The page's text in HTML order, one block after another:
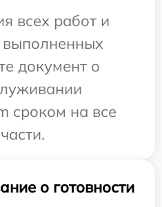
всех работ и
выполненных
документ о
сроком на все
о готовности